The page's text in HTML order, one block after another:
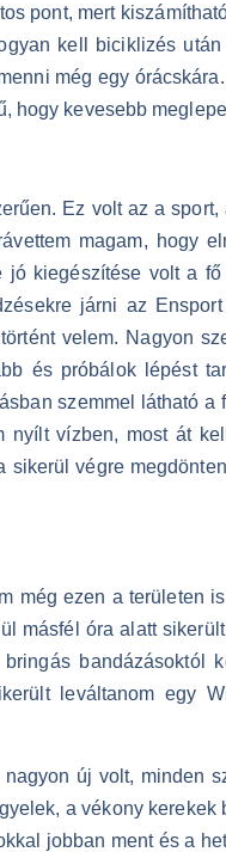
pont, mert
kell biciklizés
még egy
hogy kevesebb
Ez volt az a
magam, hogy
kiegészítése volt a
járni az
velem. Nagyon
és próbálok lépést
szemmel látható
vízben, most át
végre
még ezen a területen
másfél óra alatt
bandázásoktól
leváltanom egy
új volt, minden
a vékony
jobban ment és a